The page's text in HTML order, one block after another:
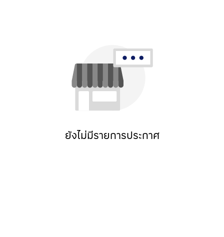
ยังไม่มีรายการประกาศ